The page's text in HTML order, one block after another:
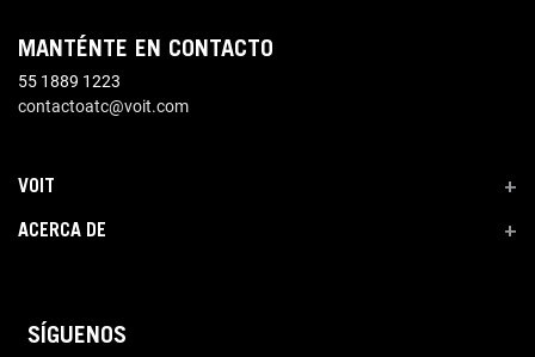
MANTÉNTE EN CONTACTO
55 1889 1223
contactoatc@voit.com
VOIT +
ACERCA DE +
SÍGUENOS